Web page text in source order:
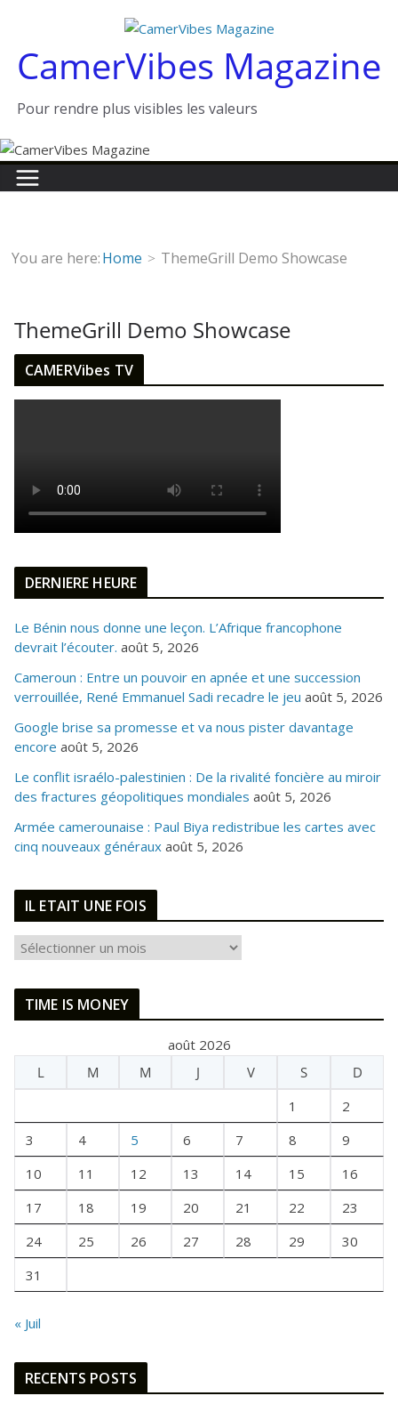
contenuCamerVibes Magazine
Pour rendre plus visibles les valeurs
You are here:Home ThemeGrill Demo Showcase
ThemeGrill Demo Showcase
CAMERVibes TV
DERNIERE HEURE
Le Bénin nous donne une leçon. L’Afrique francophone
devrait l’écouter. août 5, 2026
Cameroun : Entre un pouvoir en apnée et une succession
verrouillée, René Emmanuel Sadi recadre le jeu août 5, 2026
Google brise sa promesse et va nous pister davantage
encore août 5, 2026
Le conflit israélo-palestinien : De la rivalité foncière au miroir
des fractures géopolitiques mondiales août 5, 2026
Armée camerounaise : Paul Biya redistribue les cartes avec
cinq nouveaux généraux août 5, 2026
IL ETAIT UNE FOIS
E
I
U
F
S
TIME IS MONEY
août 2026
L
M M J V S
D
1
2
3
4 5 6 7 8
9
10
11 12 13 14 15
16
17
18 19 20 21 22
23
24
25 26 27 28 29
30
31
« Juil
RECENTS POSTS